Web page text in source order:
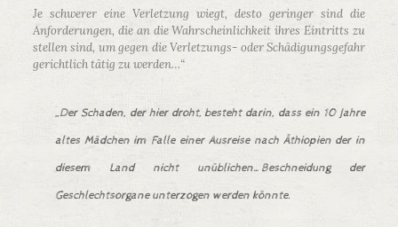
Je schwerer eine Verletzung wiegt, desto geringer sind die
Anforderungen, die an die Wahrscheinlichkeit ihres Eintritts zu
stellen sind, um gegen die Verletzungs- oder Schädigungsgefahr
gerichtlich tätig zu werden…“
„Der Schaden, der hier droht, besteht darin, dass ein 10 Jahre
altes Mädchen im Falle einer Ausreise nach Äthiopien der in
diesem Land nicht unüblichen…Beschneidung der
Geschlechtsorgane unterzogen werden könnte.